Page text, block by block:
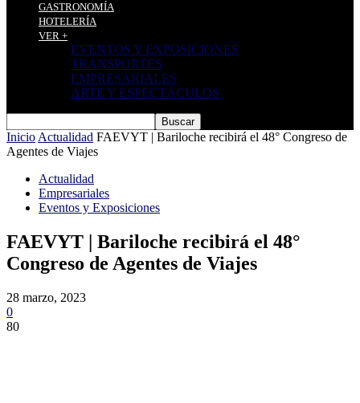
GASTRONOMÍA
HOTELERÍA
VER +
EVENTOS Y EXPOSICIONES
TRANSPORTES
EMPRESARIALES
ARTE Y ESPECTÁCULOS
Inicio Actualidad FAEVYT | Bariloche recibirá el 48° Congreso de
Agentes de Viajes
Actualidad
Empresariales
Eventos y Exposiciones
FAEVYT | Bariloche recibirá el 48°
Congreso de Agentes de Viajes
28 marzo, 2023
0
80